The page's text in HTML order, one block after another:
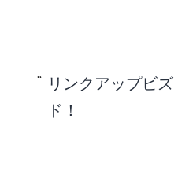
リンクアップビ
ド！